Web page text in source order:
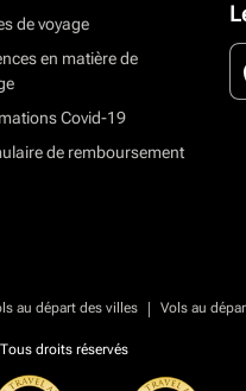
de voyage
en matière de
Covid-19
de remboursement
au départ des villes | Vols au
droits réservés